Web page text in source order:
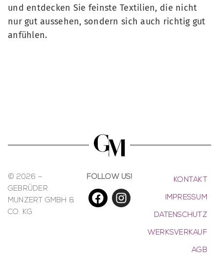
und entdecken Sie feinste Textilien, die nicht
nur gut aussehen, sondern sich auch richtig gut
anfühlen.
© 2026 –
GEBRÜDER
MUNZERT GMBH &
CO. KG
FOLLOW US! KONTAKT
IMPRESSUM
DATENSCHUTZ
WERKSVERKAUF
AGB